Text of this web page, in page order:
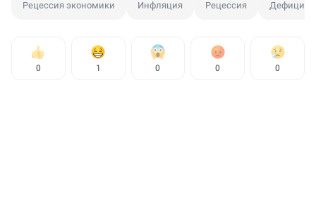
Рецессия экономики Инфляция Рецессия Дефицит
0 1 0 0 0